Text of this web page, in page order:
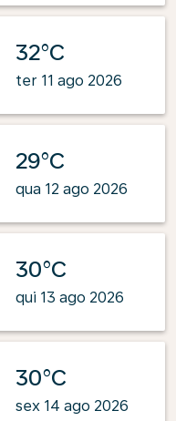
32°C
ter 11 ago 2026
29°C
qua 12 ago 2026
30°C
qui 13 ago 2026
30°C
sex 14 ago 2026